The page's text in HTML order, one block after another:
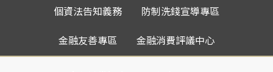
個資法告知義務 防制洗錢宣導專區
金融友善專區 金融消費評議中心